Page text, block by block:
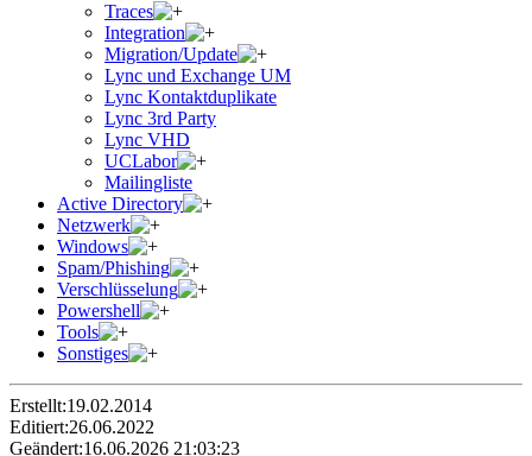
Traces
Integration
Migration/Update
Lync und Exchange UM
Lync Kontaktduplikate
Lync 3rd Party
Lync VHD
UCLabor
Mailingliste
Active Directory
Netzwerk
Windows
Spam/Phishing
Verschlüsselung
Powershell
Tools
Sonstiges
Erstellt:19.02.2014
Editiert:26.06.2022
Geändert:16.06.2026 21:03:23